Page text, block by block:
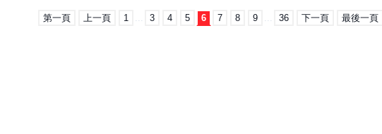
第一頁 上一頁 1 ... 3 4 5 6 7 8 9 ... 36 下一頁 最後一頁